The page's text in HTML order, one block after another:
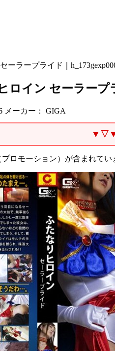
ーラープライド｜
ロイン セーラープ
メーカー： GIGA
ロモーション）が含まれてい